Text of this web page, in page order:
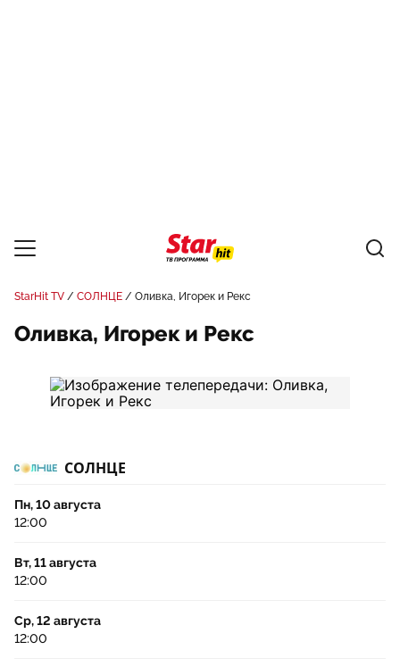
StarHit TV СОЛНЦЕ Оливка, Игорек и Рекс
Оливка, Игорек и Рекс
СОЛНЦЕ
Пн, 10 августа
12:00
Вт, 11 августа
12:00
Ср, 12 августа
12:00